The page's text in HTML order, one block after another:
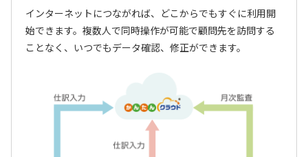
インターネットにつながれば、どこからでもすぐに利用開
始できます。複数人で同時操作が可能で顧問先を訪問する
ことなく、いつでもデータ確認、修正ができます。